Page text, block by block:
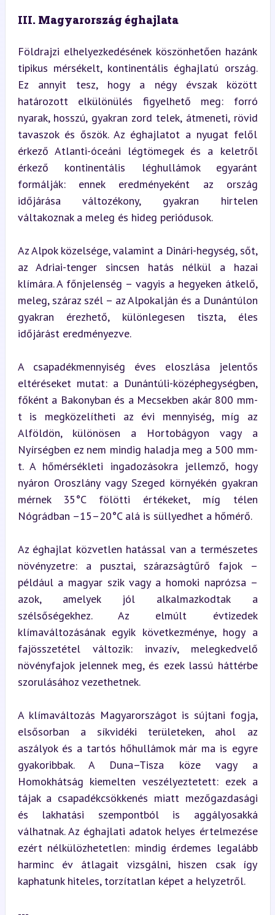
III. Magyarország éghajlata
Földrajzi elhelyezkedésének köszönhetően hazánk
tipikus mérsékelt, kontinentális éghajlatú ország.
Ez annyit tesz, hogy a négy évszak között
határozott elkülönülés figyelhető meg: forró
nyarak, hosszú, gyakran zord telek, átmeneti, rövid
tavaszok és őszök. Az éghajlatot a nyugat felől
érkező Atlanti-óceáni légtömegek és a keletről
érkező kontinentális léghullámok egyaránt
formálják: ennek eredményeként az ország
időjárása változékony, gyakran hirtelen
váltakoznak a meleg és hideg periódusok.
Az Alpok közelsége, valamint a Dinári-hegység, sőt,
az Adriai-tenger sincsen hatás nélkül a hazai
klímára. A főnjelenség – vagyis a hegyeken átkelő,
meleg, száraz szél – az Alpokalján és a Dunántúlon
gyakran érezhető, különlegesen tiszta, éles
időjárást eredményezve.
A csapadékmennyiség éves eloszlása jelentős
eltéréseket mutat: a Dunántúli-középhegységben,
főként a Bakonyban és a Mecsekben akár 800 mm-
t is megközelítheti az évi mennyiség, míg az
Alföldön, különösen a Hortobágyon vagy a
Nyírségben ez nem mindig haladja meg a 500 mm-
t. A hőmérsékleti ingadozásokra jellemző, hogy
nyáron Oroszlány vagy Szeged környékén gyakran
mérnek 35°C fölötti értékeket, míg télen
Nógrádban –15–20°C alá is süllyedhet a hőmérő.
Az éghajlat közvetlen hatással van a természetes
növényzetre: a pusztai, szárazságtűrő fajok –
például a magyar szik vagy a homoki naprózsa –
azok, amelyek jól alkalmazkodtak a
szélsőségekhez. Az elmúlt évtizedek
klímaváltozásának egyik következménye, hogy a
fajösszetétel változik: invazív, melegkedvelő
növényfajok jelennek meg, és ezek lassú háttérbe
szorulásához vezethetnek.
A klímaváltozás Magyarországot is sújtani fogja,
elsősorban a síkvidéki területeken, ahol az
aszályok és a tartós hőhullámok már ma is egyre
gyakoribbak. A Duna–Tisza köze vagy a
Homokhátság kiemelten veszélyeztetett: ezek a
tájak a csapadékcsökkenés miatt mezőgazdasági
és lakhatási szempontból is aggályosakká
válhatnak. Az éghajlati adatok helyes értelmezése
ezért nélkülözhetetlen: mindig érdemes legalább
harminc év átlagait vizsgálni, hiszen csak így
kaphatunk hiteles, torzítatlan képet a helyzetről.